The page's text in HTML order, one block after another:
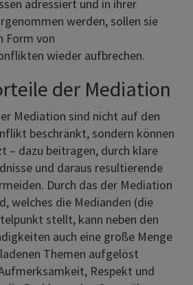
adressiert und in ihrer
werden, sollen sie
Form von
wieder aufbrechen.
der Mediation
Mediation sind nicht auf den
beschränkt, sondern können
– dazu beitragen, durch klare
und daraus resultierende
Durch das der Mediation
welches die Medianden (die
stellt, kann neben den
auch eine große Menge
Themen aufgelöst
Respekt und